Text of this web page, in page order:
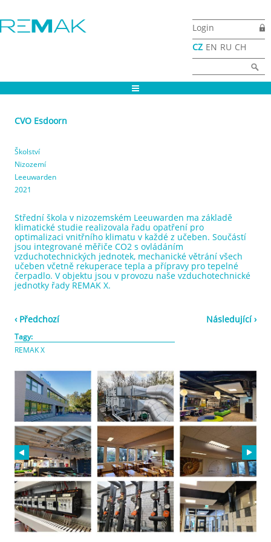
Login
CZ EN RU CH
CVO Esdoorn
Školství
Nizozemí
Leeuwarden
2021
Střední škola v nizozemském Leeuwarden ma základě
klimatické studie realizovala řadu opatření pro
optimalizaci vnitřního klimatu v každé z učeben. Součástí
jsou integrované měřiče CO2 s ovládáním
vzduchotechnických jednotek, mechanické větrání všech
učeben včetně rekuperace tepla a přípravy pro tepelné
čerpadlo. V objektu jsou v provozu naše vzduchotechnické
jednotky řady REMAK X.
‹ Předchozí Následující ›
Tagy:
REMAK X